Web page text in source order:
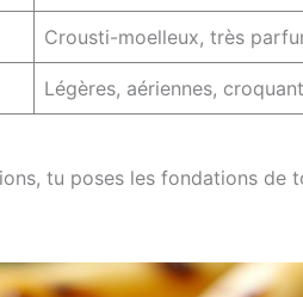
Crousti-moelleux, très
Légères, aériennes,
tu poses les fondations